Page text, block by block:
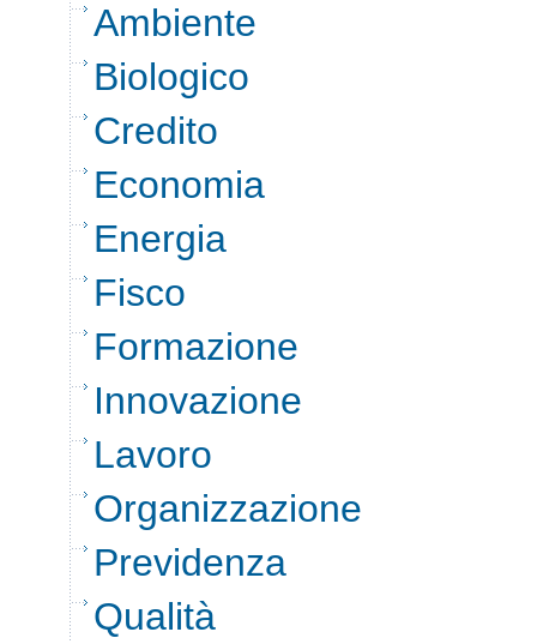
Ambiente
Biologico
Credito
Economia
Energia
Fisco
Formazione
Innovazione
Lavoro
Organizzazione
Previdenza
Qualità